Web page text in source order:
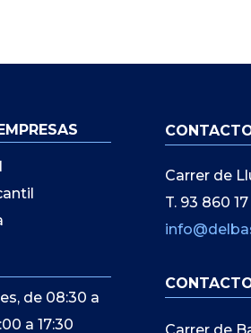
de 08:30 a
a 17:30
Carrer de
T. 93 860
Carrer de